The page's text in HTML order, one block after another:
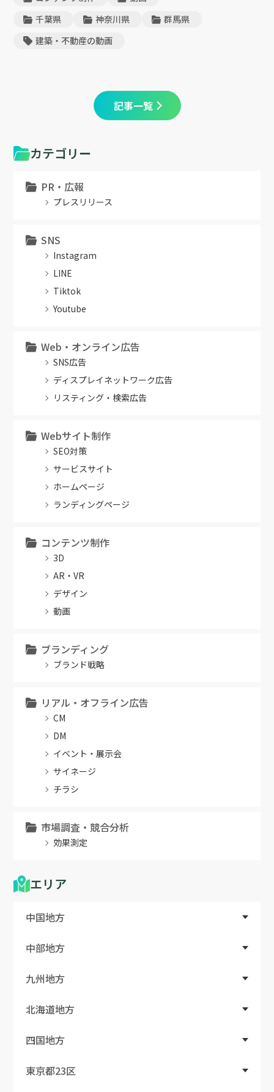
千葉県
神奈川県
群馬県
建築・不動産の動画
記事一覧
カテゴリー
PR・広報
プレスリリース
SNS
Instagram
LINE
Tiktok
Youtube
Web・オンライン広告
SNS広告
ディスプレイネットワーク広告
リスティング・検索広告
Webサイト制作
SEO対策
サービスサイト
ホームページ
ランディングページ
コンテンツ制作
3D
AR・VR
デザイン
動画
ブランディング
ブランド戦略
リアル・オフライン広告
CM
DM
イベント・展示会
サイネージ
チラシ
市場調査・競合分析
効果測定
エリア
中国地方
中部地方
九州地方
北海道地方
四国地方
東京都23区